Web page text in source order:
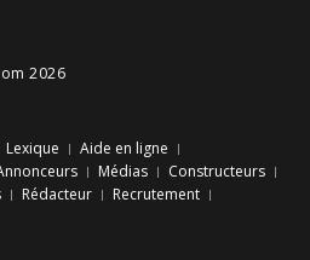
2026
Lexique
Aide en ligne
Médias
Constructeurs
Rédacteur
Recrutement